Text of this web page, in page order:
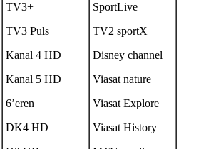
TV3+
TV3 Puls
Kanal 4 HD
Kanal 5 HD
6’eren
DK4 HD
SportLive
TV2 sportX
Disney channel
Viasat nature
Viasat Explore
Viasat History